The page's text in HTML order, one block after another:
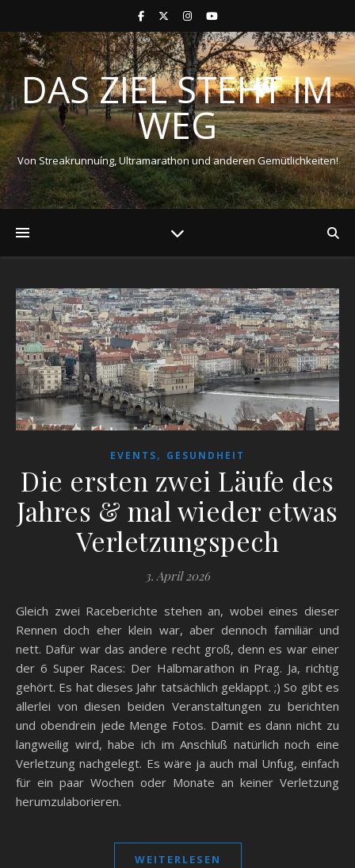
DAS ZIEL STEHT IM
WEG
Von Streakrunnuíng, Ultramarathon und anderen Gemütlichkeiten!
EVENTS, GESUNDHEIT
Die ersten zwei Läufe des
Jahres & mal wieder etwas
Verletzungspech
3. April 2026
Gleich zwei Raceberichte stehen an, wobei eines dieser
Rennen doch eher klein war, aber dennoch familiär und
nett. Dafür war das andere recht groß, denn es war einer
der 6 Super Races: Der Halbmarathon in Prag. Ja, richtig
gehört. Es hat dieses Jahr tatsächlich geklappt. ;) So gibt es
allerlei von diesen beiden Veranstaltungen zu berichten
und obendrein jede Menge Fotos. Damit es dann nicht zu
langweilig wird, habe ich im Anschluß natürlich noch eine
Verletzung nachgelegt. Es wäre ja auch mal Unfug, einfach
für ein paar Wochen oder Monate an keiner Verletzung
herumzulaborieren.
WEITERLESEN